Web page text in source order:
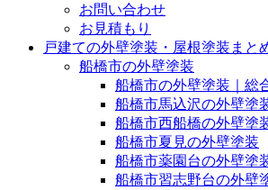
お問い合わせ
お見積もり
戸建ての外壁塗装・屋根塗装まと
船橋市の外壁塗装
船橋市の外壁塗装｜総
船橋市馬込沢の外壁塗
船橋市西船橋の外壁塗
船橋市夏見の外壁塗装
船橋市薬園台の外壁塗
船橋市習志野台の外壁